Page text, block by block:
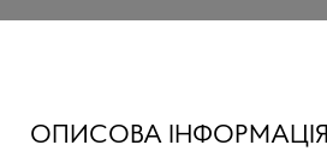
ОПИСОВА ІНФОРМАЦІЯ